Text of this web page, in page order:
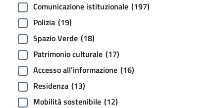
Comunicazione istituzionale (197)
Polizia (19)
Spazio Verde (18)
Patrimonio culturale (17)
Accesso all'informazione (16)
Residenza (13)
Mobilità sostenibile (12)